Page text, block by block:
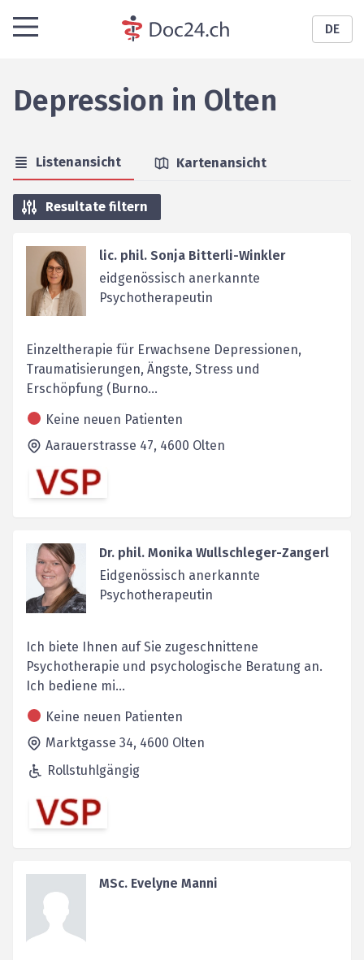
DE
Depression in Olten
Listenansicht Kartenansicht
Resultate filtern
lic. phil. Sonja Bitterli-Winkler
eidgenössisch anerkannte
Psychotherapeutin
Einzeltherapie für Erwachsene Depressionen,
Traumatisierungen, Ängste, Stress und
Erschöpfung (Burno...
Keine neuen Patienten
Aarauerstrasse 47, 4600 Olten
Dr. phil. Monika Wullschleger-Zangerl
Eidgenössisch anerkannte
Psychotherapeutin
Ich biete Ihnen auf Sie zugeschnittene
Psychotherapie und psychologische Beratung an.
Ich bediene mi...
Keine neuen Patienten
Marktgasse 34, 4600 Olten
Rollstuhlgängig
MSc. Evelyne Manni